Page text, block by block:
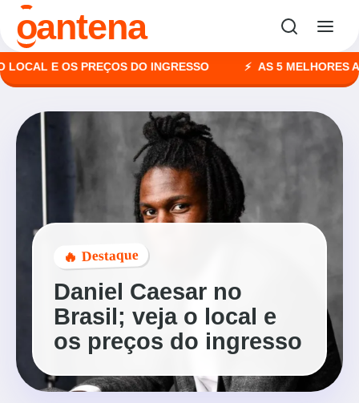
oantena
E OS PREÇOS DO INGRESSO AS 5 MELHORES
🔥 Destaque
Daniel Caesar no
Brasil; veja o local e
os preços do ingresso